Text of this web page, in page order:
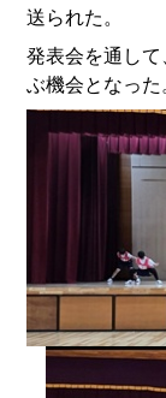
送られた。
発表会を通し
ぶ機会となった